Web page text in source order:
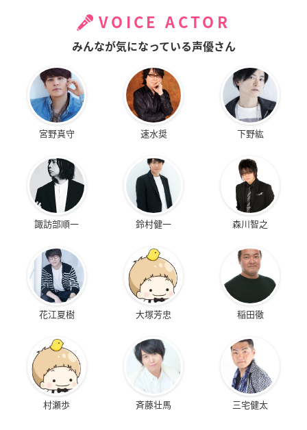
VOICE ACTOR
みんなが気になっている声優さん
宮野真守 速水奨 下野紘
諏訪部順一 鈴村健一 森川智之
花江夏樹 大塚芳忠 稲田徹
村瀬歩 斉藤壮馬 三宅健太